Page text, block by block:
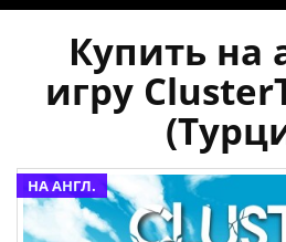
Купить на
игру
НА АНГЛ.